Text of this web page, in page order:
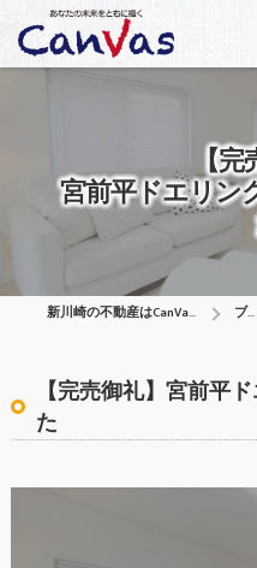
【完
宮前平ドエリン
新川崎の不動産はCanVas合同会社 ブログ
【完売御礼】宮前平
た